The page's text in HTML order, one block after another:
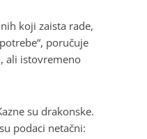
koji zaista rade,
poručuje
, ali istovremeno
su drakonske.
podaci netačni: